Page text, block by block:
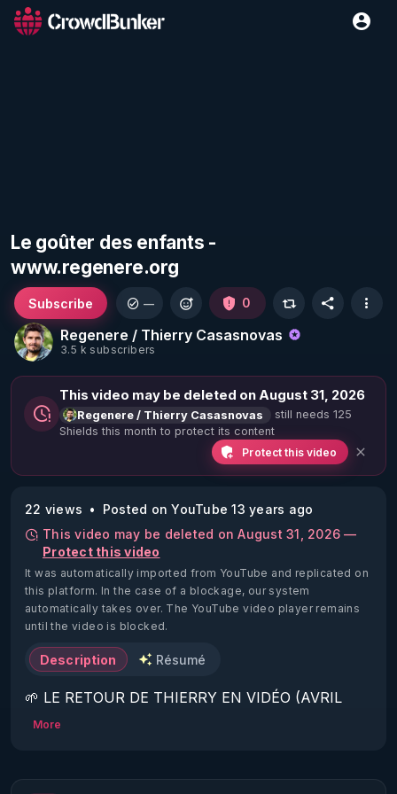
Le goûter des enfants -
www.regenere.org
Regenere / Thierry Casasnovas
3.5 k subscribers
Subscribe — 0
This video may be deleted on August 31, 2026
Regenere / Thierry Casasnovas
still needs 125
Shields this month to protect its content
Protect this video
22 views
Posted on YouTube 13 years ago
This video may be deleted on August 31, 2026 —
Protect this video
It was automatically imported from YouTube and replicated on
this platform. In the case of a blockage, our system
automatically takes over. The YouTube video player remains
until the video is blocked.
Description Résumé
🌱 LE RETOUR DE THIERRY EN VIDÉO (AVRIL
2022)!
https://www.rgnr.fr/presentation.html
More